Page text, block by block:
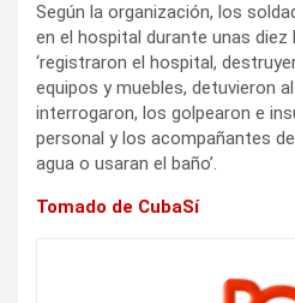
Según la organización, los
en el hospital durante unas diez
‘registraron el hospital,
equipos y muebles, detuvieron
interrogaron, los golpearon e
personal y los acompañantes
agua o usaran el baño’.
Tomado de CubaSí